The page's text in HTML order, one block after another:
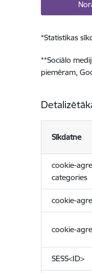
*Statistikas
**Sociālo
piemēram,
Sīkdatne
cookie-
categories
cookie-
cookie-
SESS<ID>